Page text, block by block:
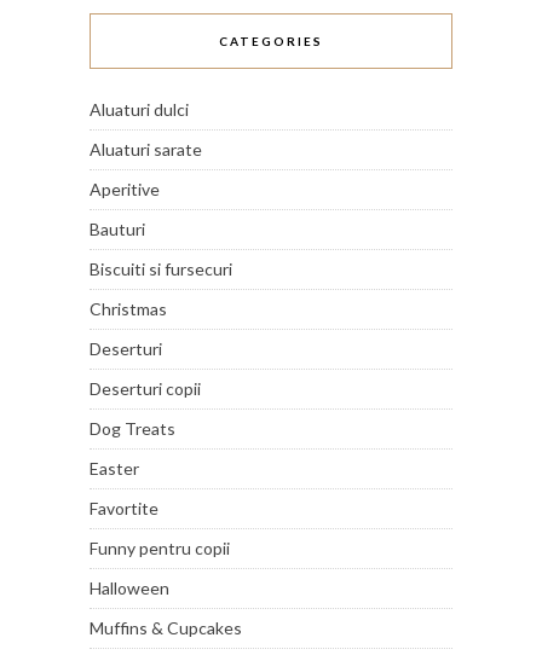
CATEGORIES
Aluaturi dulci
Aluaturi sarate
Aperitive
Bauturi
Biscuiti si fursecuri
Christmas
Deserturi
Deserturi copii
Dog Treats
Easter
Favortite
Funny pentru copii
Halloween
Muffins & Cupcakes